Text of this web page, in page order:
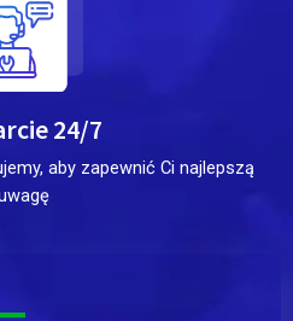
24/7
aby zapewnić Ci najlepszą